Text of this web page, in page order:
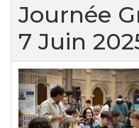
Journée
7 Juin